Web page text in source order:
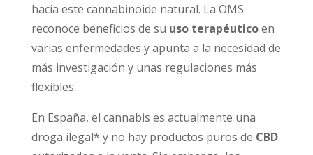
hacia este cannabinoide natural. La OMS
reconoce beneficios de su uso terapéuticoen
varias enfermedades y apunta a la necesidad de
más investigación y unas regulaciones más
flexibles.
En España, el cannabis es actualmente una
droga ilegal* y no hay productos puros de CBD